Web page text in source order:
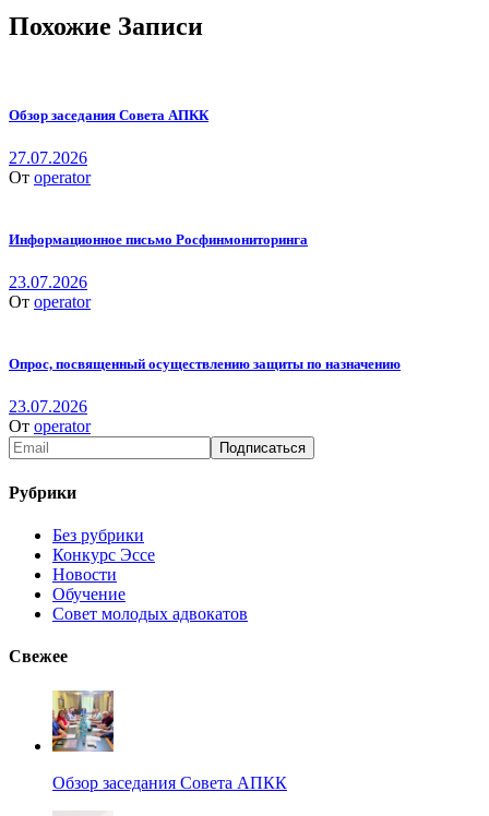
Похожие Записи
Обзор заседания Совета АПКК
27.07.2026
От operator
Информационное письмо Росфинмониторинга
23.07.2026
От operator
Опрос, посвященный осуществлению защиты по назначению
23.07.2026
От operator
Рубрики
Без рубрики
Конкурс Эссе
Новости
Обучение
Совет молодых адвокатов
Свежее
Обзор заседания Совета АПКК